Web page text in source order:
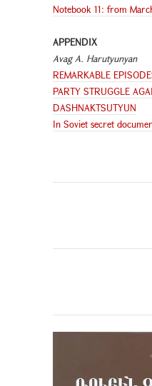
Notebook 11: from
APPENDIX
Avag A. Harutyunyan
REMARKABLE
PARTY STRUGGLE
DASHNAKTSUTYUN
In Soviet secret